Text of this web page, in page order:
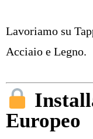
Lavoriamo su
Acciaio e Legno.
Europeo